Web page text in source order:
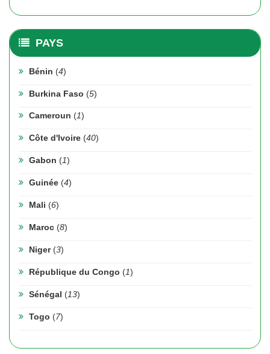
PAYS
Bénin (4)
Burkina Faso (5)
Cameroun (1)
Côte d'Ivoire (40)
Gabon (1)
Guinée (4)
Mali (6)
Maroc (8)
Niger (3)
République du Congo (1)
Sénégal (13)
Togo (7)